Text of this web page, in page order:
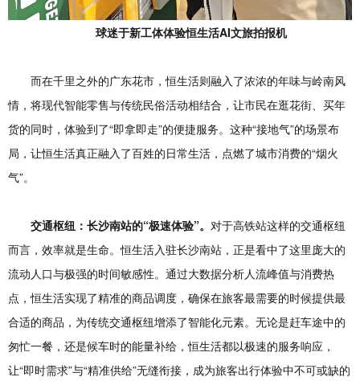
球迷于新工体体验恒生活AI文旅拍报机
而在千里之外的广东花市，恒生活则融入了浓浓的年味与岭南风
情，将现代智能零售与传统民俗活动相结合，让市民在逛花街、买年
货的同时，体验到了“即拿即走”的便捷服务。这种“接地气”的场景布
局，让恒生活真正融入了百姓的日常生活，点燃了城市消费的“烟火
气”。
交通枢纽：长沙南站的“极速体验”。 对于高铁站这样的交通枢纽
而言，效率就是生命。恒生活入驻长沙南站，正是看中了这里庞大的
流动人口与极强的时间敏感性。通过大数据分析人流峰值与消费热
点，恒生活实现了精准的商品调度，确保在旅客最需要的时候提供最
合适的商品，为传统交通枢纽增添了智能化元素。无论是赶车途中的
匆忙一餐，还是候车时的能量补给，恒生活都以极速的服务响应，
让“即时需求”与“精准供给”无缝衔接，成为旅客出行体验中不可或缺的